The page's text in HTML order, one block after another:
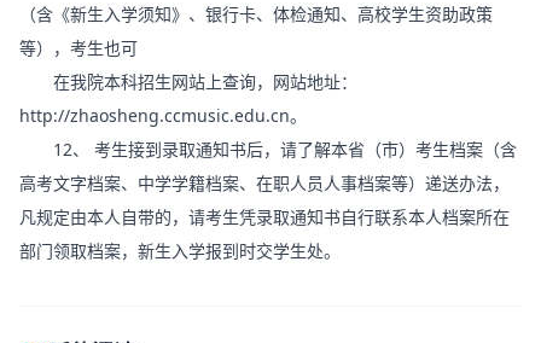
（含《新生入学须知》、银行卡、体检通知、高校学生资助政策
等），考生也可
在我院本科招生网站上查询，网站地址：
http://zhaosheng.ccmusic.edu.cn。
12、 考生接到录取通知书后，请了解本省（市）考生档案（含
高考文字档案、中学学籍档案、在职人员人事档案等）递送办法，
凡规定由本人自带的，请考生凭录取通知书自行联系本人档案所在
部门领取档案，新生入学报到时交学生处。